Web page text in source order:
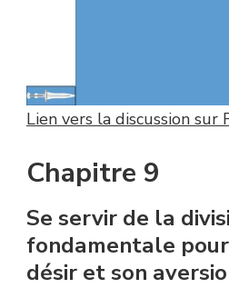
Lien vers la discussion sur
Chapitre 9
Se servir de la
fondamentale
désir et son